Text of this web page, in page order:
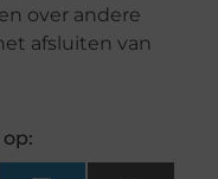
over andere
afsluiten van